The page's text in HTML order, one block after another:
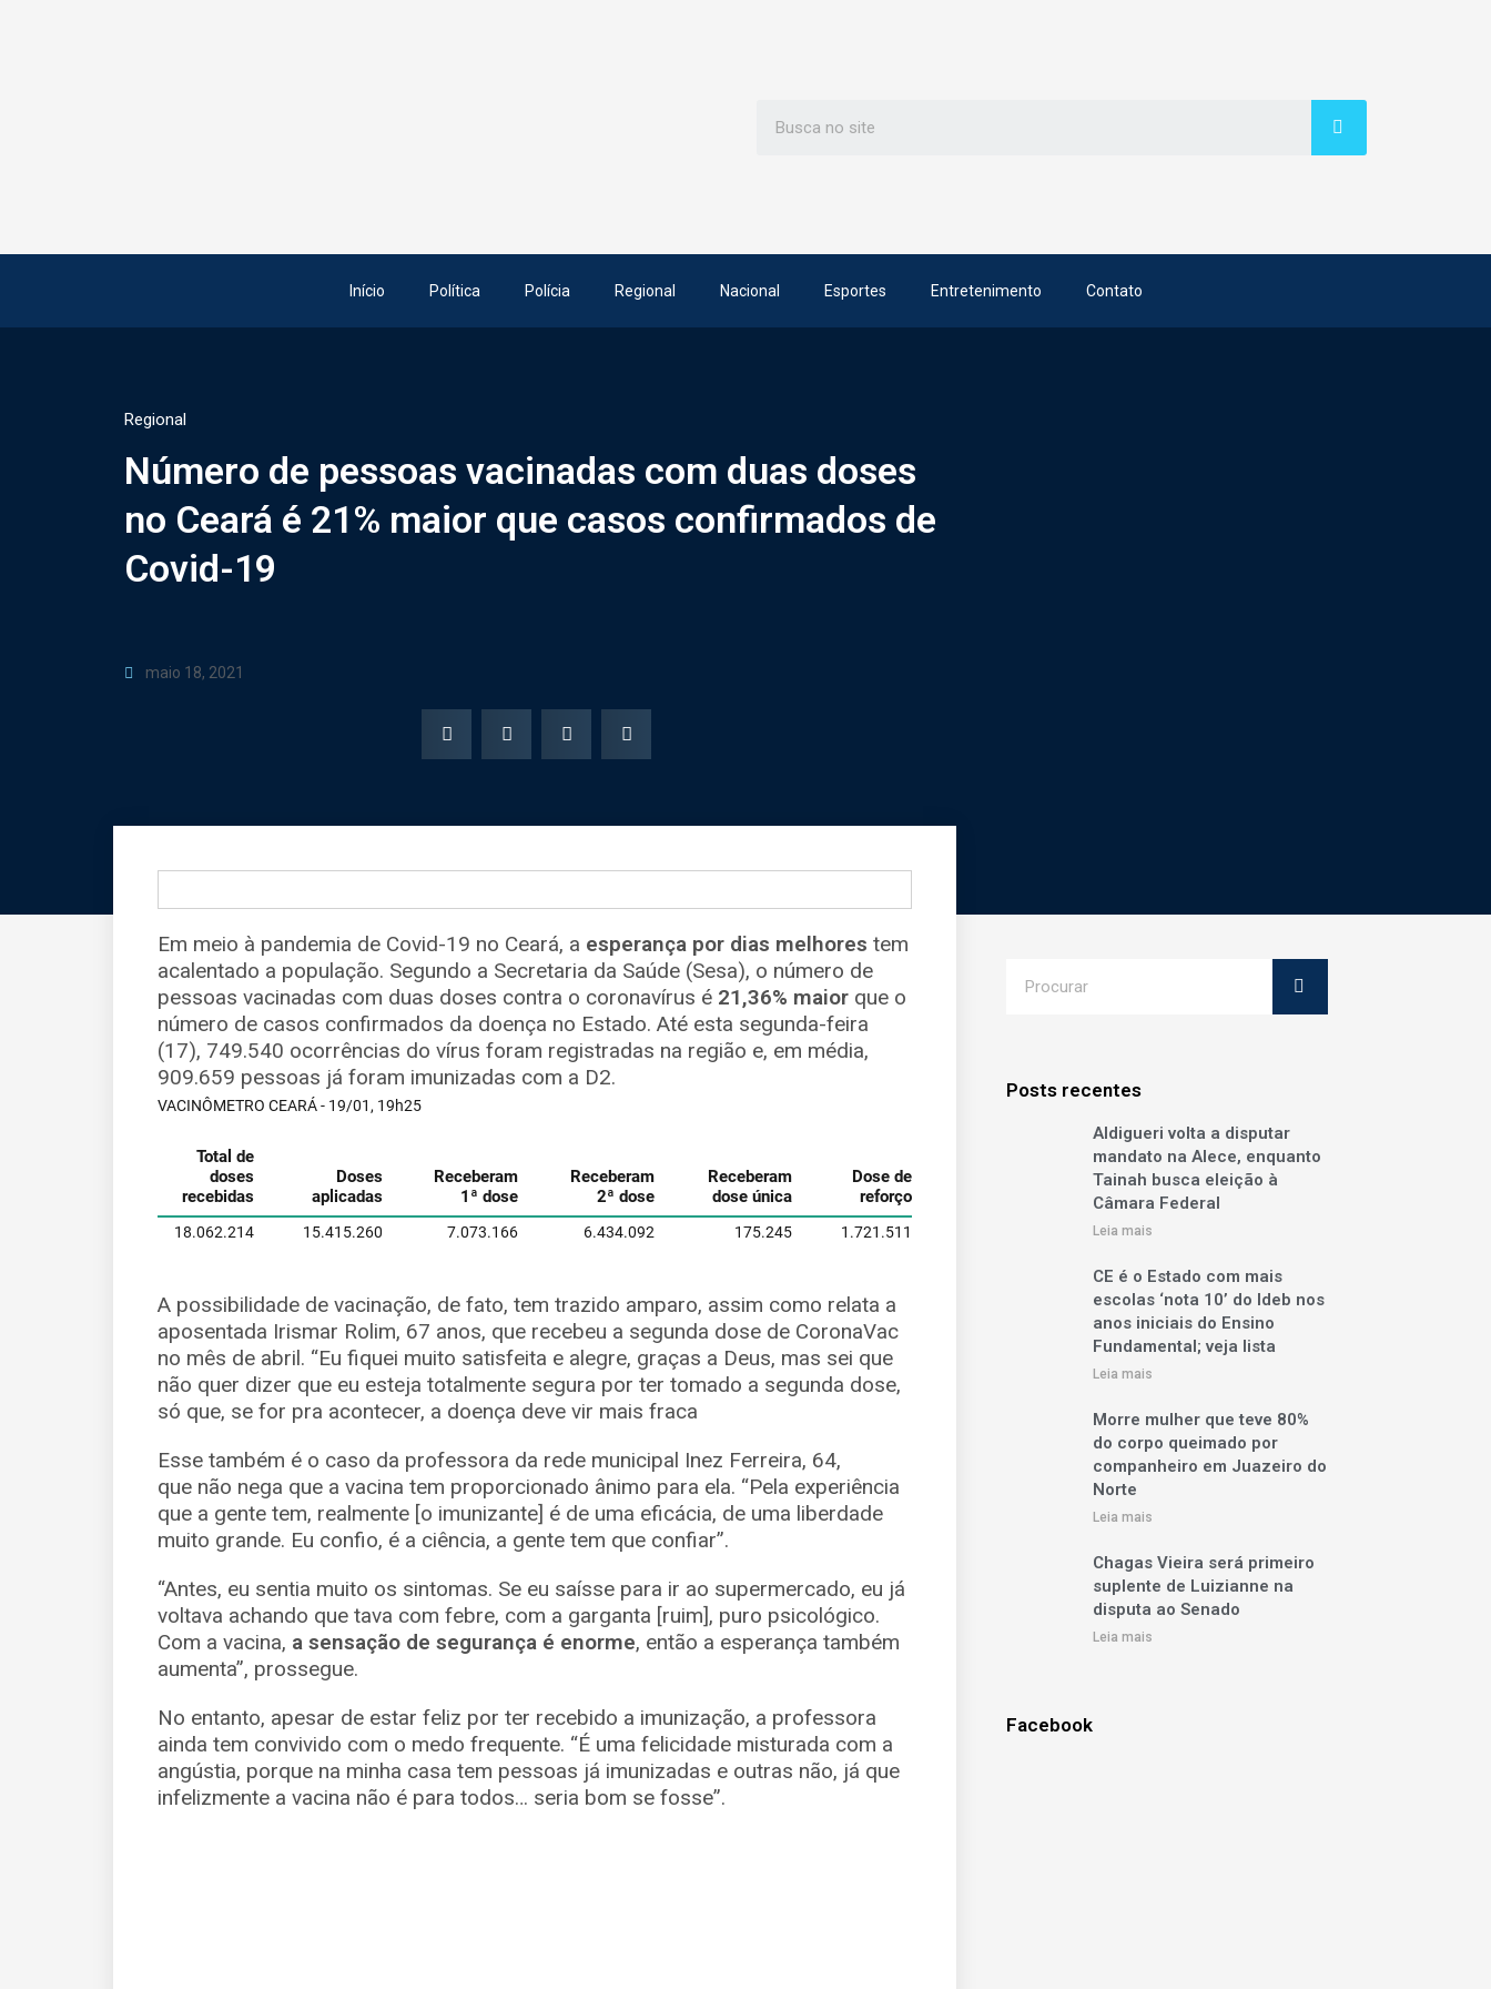
Início Política Polícia Regional Nacional Esportes Entretenimento Contato
Regional
Número de pessoas vacinadas com duas doses
no Ceará é 21% maior que casos confirmados de
Covid-19
maio 18, 2021
Em meio à pandemia de Covid-19 no Ceará, a esperança por dias melhores tem
acalentado a população. Segundo a Secretaria da Saúde (Sesa), o número de
pessoas vacinadas com duas doses contra o coronavírus é 21,36% maior que o
número de casos confirmados da doença no Estado. Até esta segunda-feira
(17), 749.540 ocorrências do vírus foram registradas na região e, em média,
909.659 pessoas já foram imunizadas com a D2.
A possibilidade de vacinação, de fato, tem trazido amparo, assim como relata a
aposentada Irismar Rolim, 67 anos, que recebeu a segunda dose de CoronaVac
no mês de abril. “Eu fiquei muito satisfeita e alegre, graças a Deus, mas sei que
não quer dizer que eu esteja totalmente segura por ter tomado a segunda dose,
só que, se for pra acontecer, a doença deve vir mais fraca
Esse também é o caso da professora da rede municipal Inez Ferreira, 64,
que não nega que a vacina tem proporcionado ânimo para ela. “Pela experiência
que a gente tem, realmente [o imunizante] é de uma eficácia, de uma liberdade
muito grande. Eu confio, é a ciência, a gente tem que confiar”.
“Antes, eu sentia muito os sintomas. Se eu saísse para ir ao supermercado, eu já
voltava achando que tava com febre, com a garganta [ruim], puro psicológico.
Com a vacina, a sensação de segurança é enorme, então a esperança também
aumenta”, prossegue.
No entanto, apesar de estar feliz por ter recebido a imunização, a professora
ainda tem convivido com o medo frequente. “É uma felicidade misturada com a
angústia, porque na minha casa tem pessoas já imunizadas e outras não, já que
infelizmente a vacina não é para todos… seria bom se fosse”.
Posts recentes
Aldigueri volta a disputar
mandato na Alece, enquanto
Tainah busca eleição à
Câmara Federal
Leia mais
CE é o Estado com mais
escolas ‘nota 10’ do Ideb nos
anos iniciais do Ensino
Fundamental; veja lista
Leia mais
Morre mulher que teve 80%
do corpo queimado por
companheiro em Juazeiro do
Norte
Leia mais
Chagas Vieira será primeiro
suplente de Luizianne na
disputa ao Senado
Leia mais
Facebook